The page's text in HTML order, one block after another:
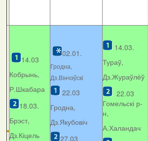
14.03
Кобрынь,
Р.Шкабара
18.03.
Брэст,
Дз.Кіцель
02.01.
Гродна,
Дз.Вінчэўскі
22.03
Гродна,
Дз.Якубовіч
27.03
14.03.
Тураў,
Дз.Жураўлёў
22.03
Гомельскі р-
н,
А.Халандач